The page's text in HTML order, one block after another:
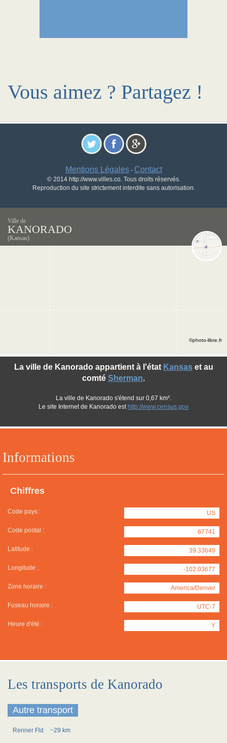
Vous aimez ? Partagez !
Mentions Légales- Contact
© 2014 http://www.villes.co. Tous droits réservés.
Reproduction du site strictement interdite sans autorisation.
Ville de
KANORADO
(Kansas)
Informations
Chiffres
Code pays : US
Code postal : 67741
Latitude : 39.33649
Longitude : -102.03677
Zone horaire : America/Denver
Fuseau horaire : UTC-7
Heure d'été : Y
La ville de Kanorado appartient à l'état Kansaset au
comté Sherman.
La ville de Kanorado s'étend sur 0,67 km².
Le site Internet de Kanorado est http://www.census.gov
©photo-libre.fr
Les transports de Kanorado
Autre transport
Renner Fld ~29 km